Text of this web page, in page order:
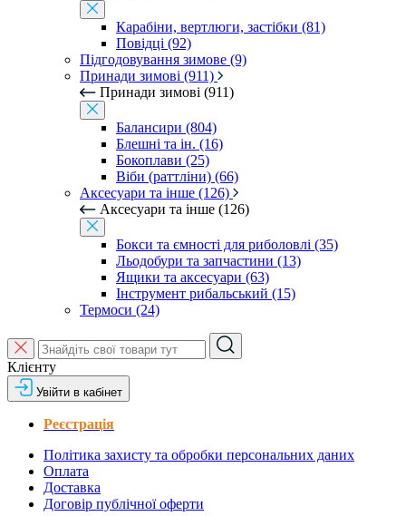
Карабіни, вертлюги, застібки (81)
Повідці (92)
Підгодовування зимове (9)
Принади зимові (911)
Принади зимові (911)
Балансири (804)
Блешні та ін. (16)
Бокоплави (25)
Віби (раттліни) (66)
Аксесуари та інше (126)
Аксесуари та інше (126)
Бокси та ємності для риболовлі (35)
Льодобури та запчастини (13)
Ящики та аксесуари (63)
Інструмент рибальський (15)
Термоси (24)
Клієнту
Увійти в кабінет
Реєстрація
Політика захисту та обробки персональних даних
Оплата
Доставка
Договір публічної оферти